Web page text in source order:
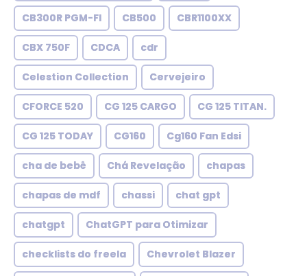
CB300R PGM-FI CB500 CBR1100XX
CBX 750F CDCA cdr
Celestion Collection Cervejeiro
CFORCE 520 CG 125 CARGO CG 125 TITAN.
CG 125 TODAY CG160 Cg160 Fan Edsi
cha de bebê Chá Revelação chapas
chapas de mdf chassi chat gpt
chatgpt ChatGPT para Otimizar
checklists do freela Chevrolet Blazer